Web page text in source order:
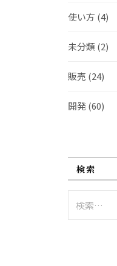
使い方 (4)
未分類 (2)
販売 (24)
開発(60)
検索
索: